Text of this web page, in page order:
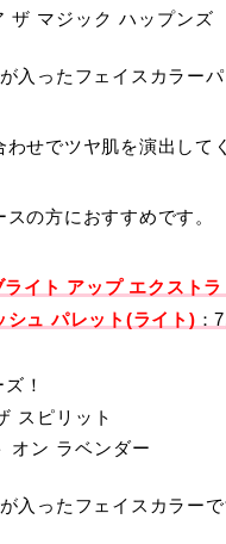
ザ マジック ハップンズ
入ったフェイスカラーパ
せでツヤ肌を演出して
の方におすすめです。
ライト アップ エクスト
シュ パレット(ライト) ：
！
スピリット
オン ラベンダー
入ったフェイスカラーで